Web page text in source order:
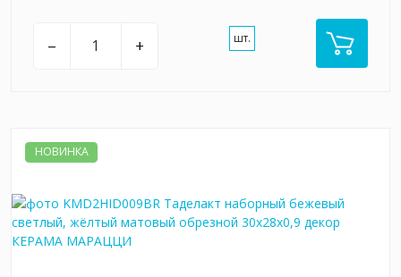
– + шт.
НОВИНКА